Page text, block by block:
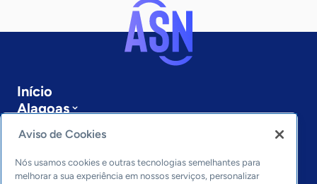
Início
Alagoas
Últimas notícias
Entre em contato
Editorias
Aviso de Cookies
Nós usamos cookies e outras tecnologias semelhantes para
melhorar a sua experiência em nossos serviços, personalizar